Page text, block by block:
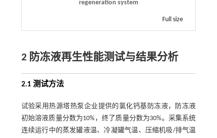
regeneration system
Full size
2 防冻液再生性能测试与结果分析
2.1 测试方法
试验采用热源塔热泵企业提供的氯化钙基防冻液，防冻液
初始溶液质量分数为10%，终了质量分数为30%。采集系统
连续运行中的蒸发罐液温、冷凝罐气温、压缩机吸/排气温